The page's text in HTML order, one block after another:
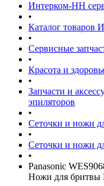
Интерком-НН
•
Каталог товаров
•
Сервисные
•
Красота и
•
Запчасти и
эпиляторов
•
Сеточки и ножи
•
Сеточки и ножи
•
Panasonic
Ножи для бритвы